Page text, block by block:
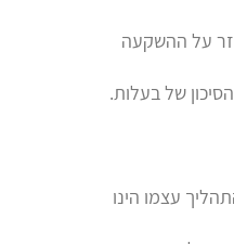
על ההשקעה
של בעלות.
עצמו הינו